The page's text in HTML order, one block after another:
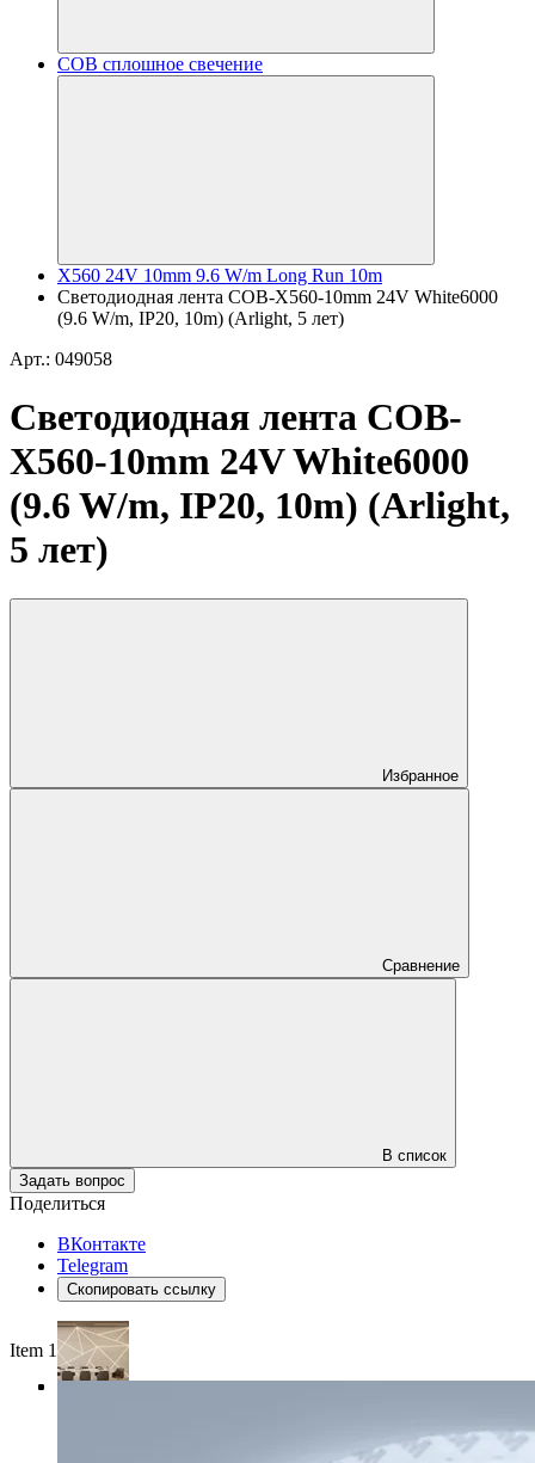
COB сплошное свечение
X560 24V 10mm 9.6 W/m Long Run 10m
Светодиодная лента COB-X560-10mm 24V White6000
(9.6 W/m, IP20, 10m) (Arlight, 5 лет)
Арт.: 049058
Светодиодная лента COB-
X560-10mm 24V White6000
(9.6 W/m, IP20, 10m) (Arlight,
5 лет)
Избранное
Сравнение
В список
Задать вопрос
Поделиться
ВКонтакте
Telegram
Скопировать ссылку
Item 1 of 4